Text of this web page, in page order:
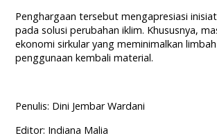
Penghargaan tersebut mengapresiasi
pada solusi perubahan iklim. Khususnya,
ekonomi sirkular yang meminimalkan
penggunaan kembali material.
Penulis: Dini Jembar Wardani
Editor: Indiana Malia